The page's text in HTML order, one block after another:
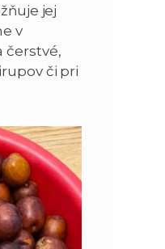
jej
v
čerstvé,
či pri